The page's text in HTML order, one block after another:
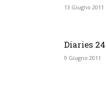
13 Giugno 2011
Diaries
9 Giugno 2011